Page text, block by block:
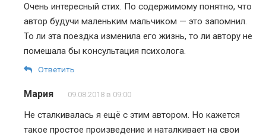
Очень интересный стих. По содержимому понятно, что
автор будучи маленьким мальчиком — это запомнил.
То ли эта поездка изменила его жизнь, то ли автору не
помешала бы консультация психолога.
Ответить
Мария 09.08.2018 в 09:00
Не сталкивалась я ещё с этим автором. Но кажется
такое простое произведение и наталкивает на свои